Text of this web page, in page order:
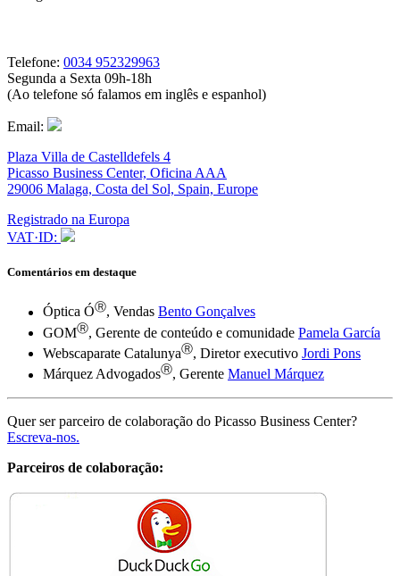
Telefone: 0034 952329963
Segunda a Sexta 09h-18h
(Ao telefone só falamos em inglês e espanhol)
Email:
Plaza Villa de Castelldefels 4
Picasso Business Center, Oficina AAA
29006 Malaga, Costa del Sol, Spain, Europe
Registrado na Europa
VAT·ID:
Comentários em destaque
Óptica ÓⓇ, Vendas Bento Gonçalves
GOMⓇ, Gerente de conteúdo e comunidade Pamela García
Webscaparate CatalunyaⓇ, Diretor executivo Jordi Pons
Márquez AdvogadosⓇ, Gerente Manuel Márquez
Quer ser parceiro de colaboração do Picasso Business Center?
Escreva-nos.
Parceiros de colaboração:
Site traduzido pelo Google Translate